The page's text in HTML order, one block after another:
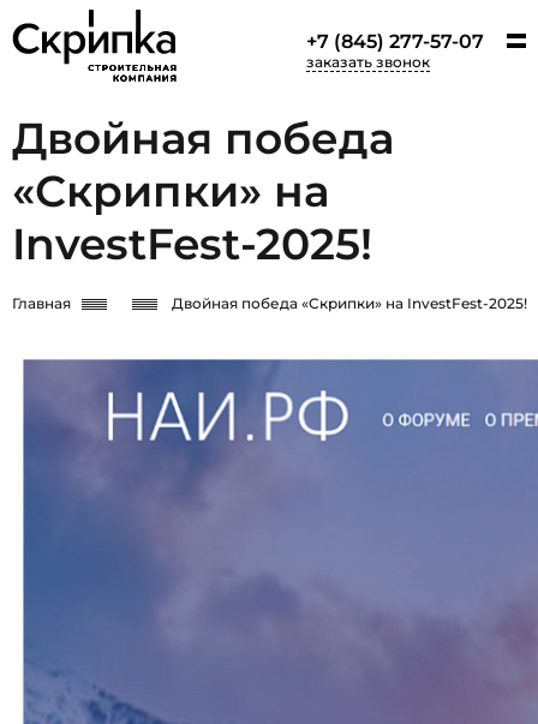
+7 (845) 277-57-07
заказать звонок
Двойная победа
«Скрипки» на
InvestFest-2025!
Главная НовостиДвойная победа «Скрипки» на InvestFest-2025!